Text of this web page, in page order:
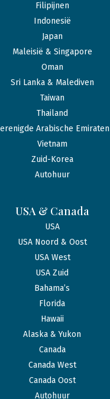
Filipijnen
Indonesië
Japan
Maleisië & Singapore
Oman
Sri Lanka & Malediven
Taiwan
Thailand
Arabische Emiraten
Vietnam
Zuid-Korea
Autohuur
USA & Canada
USA
USA Noord & Oost
USA West
USA Zuid
Bahama’s
Florida
Hawaii
Alaska & Yukon
Canada
Canada West
Canada Oost
Autohuur